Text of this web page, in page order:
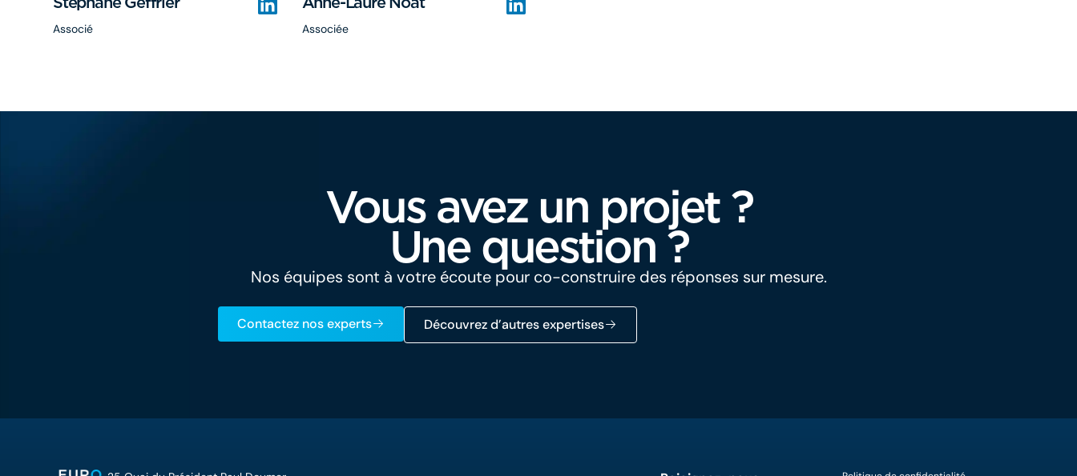
Associé Associée
Vous avez un projet ?
Une question ?
Nos équipes sont à votre écoute pour co-construire des réponses sur mesure.
Contactez nos experts Découvrez d’autres expertises